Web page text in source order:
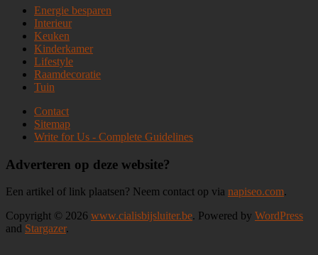
Energie besparen
Interieur
Keuken
Kinderkamer
Lifestyle
Raamdecoratie
Tuin
Contact
Sitemap
Write for Us - Complete Guidelines
Adverteren op deze website?
Een artikel of link plaatsen? Neem contact op via napiseo.com.
Copyright © 2026 www.cialisbijsluiter.be. Powered by WordPress
and Stargazer.